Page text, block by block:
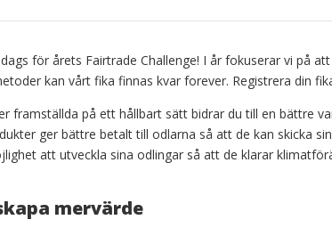
för årets Fairtrade Challenge! I år fokuserar vi på
kan vårt fika finnas kvar forever. Registrera din
framställda på ett hållbart sätt bidrar du till en bättre
ger bättre betalt till odlarna så att de kan skicka
att utveckla sina odlingar så att de klarar
mervärde